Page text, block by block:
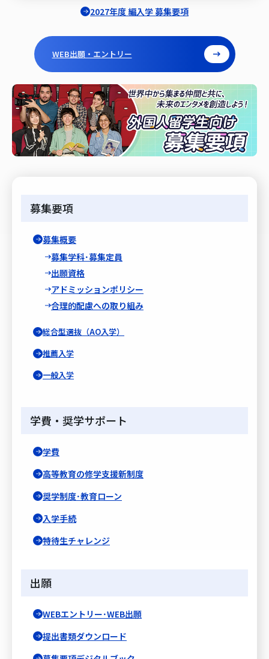
2027年度 編入学 募集要項
WEB出願・エントリー
募集要項
募集概要
募集学科･募集定員
出願資格
アドミッションポリシー
合理的配慮への取り組み
総合型選抜（AO入学）
推薦入学
一般入学
学費・奨学サポート
学費
高等教育の修学支援新制度
奨学制度･教育ローン
入学手続
特待生チャレンジ
出願
WEBエントリー･WEB出願
提出書類ダウンロード